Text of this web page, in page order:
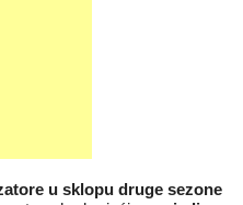
u sklopu druge sezone